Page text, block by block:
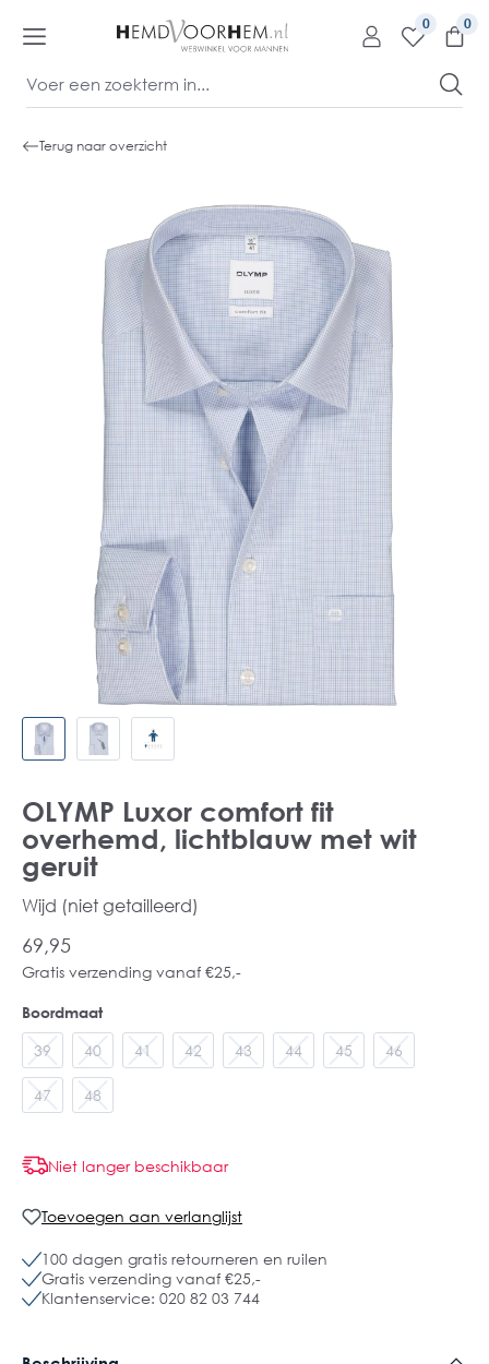
0
Terug naar overzicht
OLYMP Luxor comfort fit
overhemd, lichtblauw met wit
geruit
Wijd (niet getailleerd)
69,95
Gratis verzending vanaf €25,-
Boordmaat
39 40 41 42 43 44 45 46
47 48
Niet langer beschikbaar
Toevoegen aan verlanglijst
100 dagen gratis retourneren en ruilen
Gratis verzending vanaf €25,-
Klantenservice: 020 82 03 744